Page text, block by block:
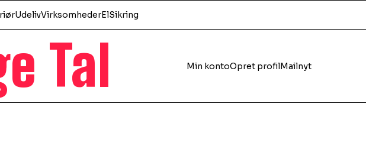
Tal Min kontoOpret profilMailnyt
UdelivVirksomhederElSikring